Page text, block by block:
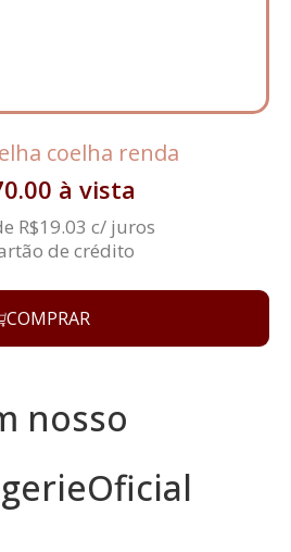
coelha renda
à vista
R$19.03 c/ juros
de crédito
COMPRAR
nosso